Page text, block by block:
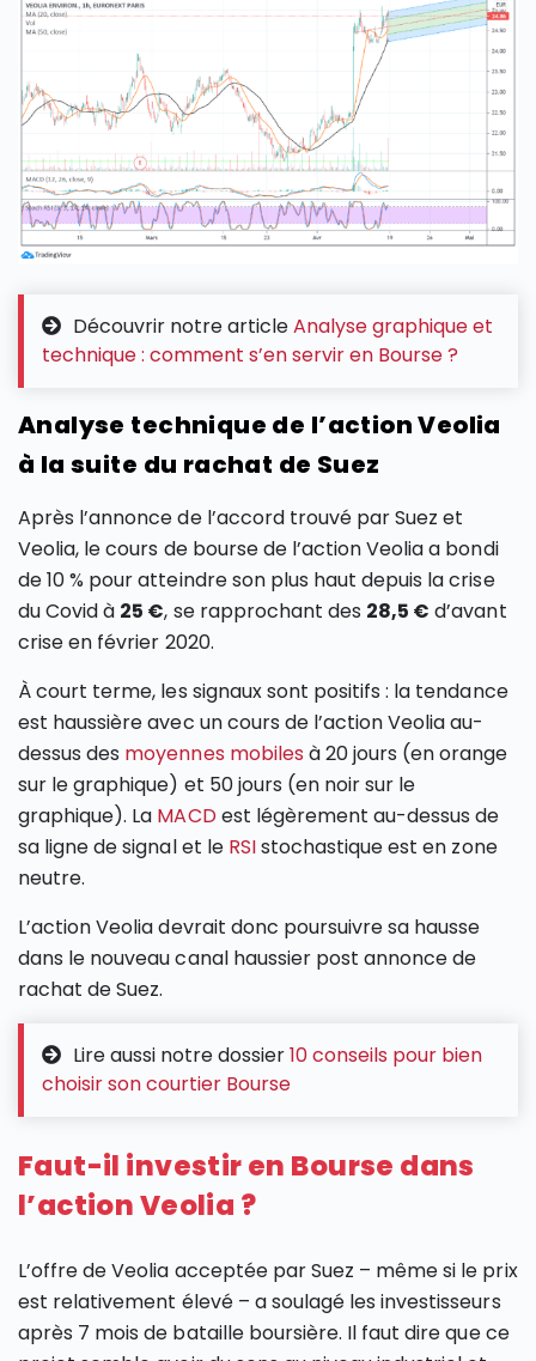
Découvrir notre articleAnalyse graphique et
technique : comment s’en servir en Bourse ?
Analyse technique de l’action Veolia
à la suite du rachat de Suez
Après l’annonce de l’accord trouvé par Suez et
Veolia, le cours de bourse de l’action Veolia a bondi
de 10 % pour atteindre son plus haut depuis la crise
du Covid à 25 €, se rapprochant des 28,5 € d’avant
crise en février 2020.
À court terme, les signaux sont positifs : la tendance
est haussière avec un cours de l’action Veolia au-
dessus des moyennes mobiles à 20 jours (en orange
sur le graphique) et 50 jours (en noir sur le
graphique). La MACDest légèrement au-dessus de
sa ligne de signal et le RSIstochastique est en zone
neutre.
L’action Veolia devrait donc poursuivre sa hausse
dans le nouveau canal haussier post annonce de
rachat de Suez.
Lire aussi notre dossier10 conseils pour bien
choisir son courtier Bourse
Faut-il investir en Bourse dans
l’action Veolia ?
L’offre de Veolia acceptée par Suez – même si le prix
est relativement élevé – a soulagé les investisseurs
après 7 mois de bataille boursière. Il faut dire que ce